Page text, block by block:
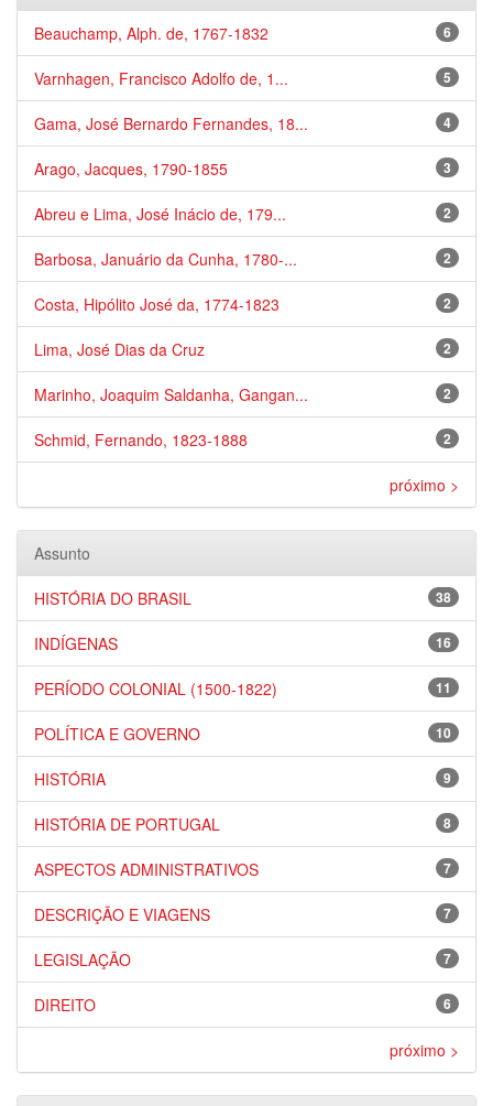
6
Beauchamp, Alph. de, 1767-1832
5
Varnhagen, Francisco Adolfo de, 1...
4
Gama, José Bernardo Fernandes, 18...
3
Arago, Jacques, 1790-1855
2
Abreu e Lima, José Inácio de, 179...
2
Barbosa, Januário da Cunha, 1780-...
2
Costa, Hipólito José da, 1774-1823
2
Lima, José Dias da Cruz
2
Marinho, Joaquim Saldanha, Gangan...
2
Schmid, Fernando, 1823-1888
próximo >
Assunto
38
HISTÓRIA DO BRASIL
16
INDÍGENAS
11
PERÍODO COLONIAL (1500-1822)
10
POLÍTICA E GOVERNO
9
HISTÓRIA
8
HISTÓRIA DE PORTUGAL
7
ASPECTOS ADMINISTRATIVOS
7
DESCRIÇÃO E VIAGENS
7
LEGISLAÇÃO
6
DIREITO
próximo >